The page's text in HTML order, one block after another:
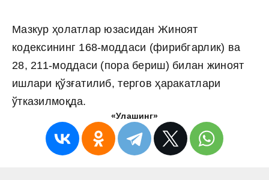
Мазкур ҳолатлар юзасидан Жиноят
кодексининг 168-моддаси (фирибгарлик) ва
28, 211-моддаси (пора бериш) билан жиноят
ишлари қўзғатилиб, тергов ҳаракатлари
ўтказилмоқда.
«Улашинг»